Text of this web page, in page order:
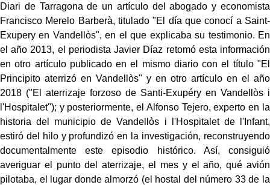
Diari de Tarragona de un artículo del abogado y economista
Francisco Merelo Barberà, titulado "El día que conocí a Saint-
Exupery en Vandellòs", en el que explicaba su testimonio. En
el año 2013, el periodista Javier Díaz retomó esta información
en otro artículo publicado en el mismo diario con el título "El
Principito aterrizó en Vandellòs" y en otro artículo en el año
2018 ("El aterrizaje forzoso de Santi-Exupéry en Vandellòs i
l'Hospitalet"); y posteriormente, el Alfonso Tejero, experto en la
historia del municipio de Vandellòs i l'Hospitalet de l'Infant,
estiró del hilo y profundizó en la investigación, reconstruyendo
documentalmente este episodio histórico. Así, consiguió
averiguar el punto del aterrizaje, el mes y el año, qué avión
pilotaba, el lugar donde almorzó (el hostal del número 33 de la